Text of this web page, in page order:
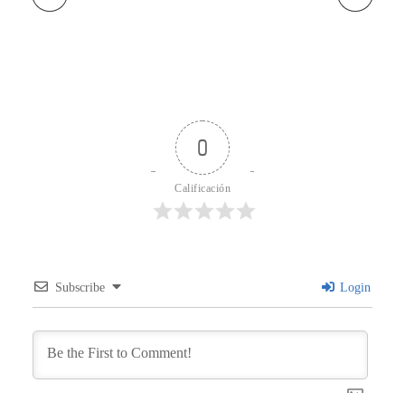
0
Calificación
Subscribe Login